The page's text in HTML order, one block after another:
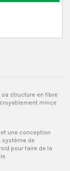
sa structure en fibre
mince
une conception
système de
pour faire de la